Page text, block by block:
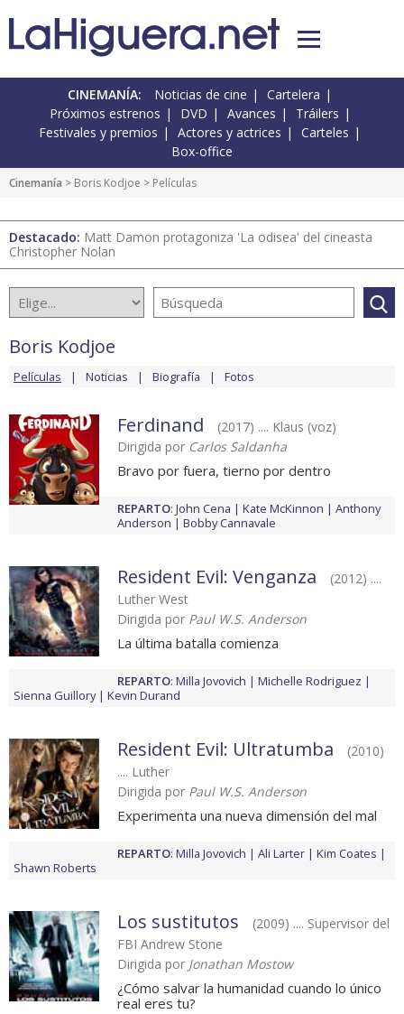
CINEMANÍA: Noticias de cine
Cartelera
Próximos estrenos
DVD Avances
Tráilers
Festivales y premios
Actores y actrices
Carteles
Box-office
Cinemanía > Boris Kodjoe > Películas
Destacado: Matt Damon protagoniza 'La odisea' del cineasta
Christopher Nolan
Boris Kodjoe
Películas Noticias Biografía Fotos
Ferdinand
(2017) .... Klaus (voz)
Dirigida por Carlos Saldanha
Bravo por fuera, tierno por dentro
REPARTO: John Cena Kate McKinnon
Anthony
Anderson
Bobby Cannavale
Resident Evil: Venganza
(2012) ....
Luther West
Dirigida por Paul W.S. Anderson
La última batalla comienza
REPARTO: Milla Jovovich
Michelle Rodriguez
Sienna Guillory
Kevin Durand
Resident Evil: Ultratumba
(2010)
.... Luther
Dirigida por Paul W.S. Anderson
Experimenta una nueva dimensión del mal
REPARTO: Milla Jovovich Ali Larter
Kim Coates
Shawn Roberts
Los sustitutos
(2009) .... Supervisor del
FBI Andrew Stone
Dirigida por Jonathan Mostow
¿Cómo salvar la humanidad cuando lo único
real eres tu?